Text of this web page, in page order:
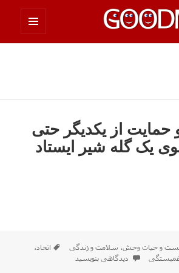
حمایت از یکدیگر حتى
یک گله شیر ایستاد
و حمایت از یکدیگر حتى مى توان جلوى یک
و حیات وحش، سلامت و زندگی برچسب‌ها
اتحاد،
برای با همکاری و حمایت از یکدیگر حتى
دیدگاهی بنویسید